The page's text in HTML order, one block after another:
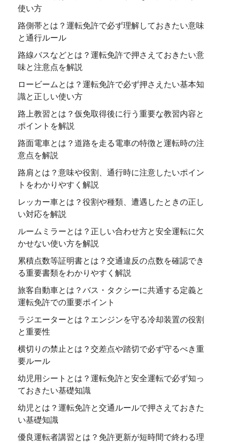
使い方
路側帯とは？運転免許で必ず理解しておきたい意味
と通行ルール
路線バスなどとは？運転免許で押さえておきたい意
味と注意点を解説
ロービームとは？運転免許で必ず押さえたい基本知
識と正しい使い方
路上教習とは？仮免取得後に行う重要な教習内容と
ポイントを解説
路面電車とは？道路を走る電車の特徴と運転時の注
意点を解説
路肩とは？意味や役割、通行時に注意したいポイン
トをわかりやすく解説
レッカー車とは？役割や種類、遭遇したときの正し
い対応を解説
ルームミラーとは？正しい合わせ方と安全運転に欠
かせない使い方を解説
累積点数等証明書とは？交通違反の点数を確認でき
る重要書類をわかりやすく解説
旅客自動車とは？バス・タクシーに共通する定義と
運転免許での重要ポイント
ラジエーターとは？エンジンを守る冷却装置の役割
と重要性
横切りの禁止とは？交差点や踏切で必ず守るべき重
要ルール
幼児用シートとは？運転免許と安全運転で必ず知っ
ておきたい基礎知識
幼児とは？運転免許と交通ルールで押さえておきた
い基礎知識
優良運転者講習とは？免許更新が短時間で終わる理